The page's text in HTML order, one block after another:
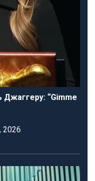
Джаггеру: “Gimme
2026